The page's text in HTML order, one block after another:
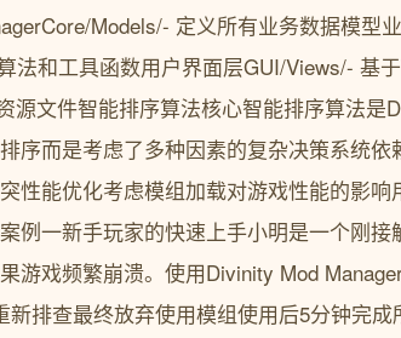
Models/- 定义所有业务数据模型
法和工具函数用户界面层GUI/Views/- 基
源文件智能排序算法核心智能排序算法是
序而是考虑了多种因素的复杂决策系统依
性能优化考虑模组加载对游戏性能的影
例一新手玩家的快速上手小明是一个刚接
游戏频繁崩溃。使用Divinity Mod
排查最终放弃使用模组使用后5分钟完